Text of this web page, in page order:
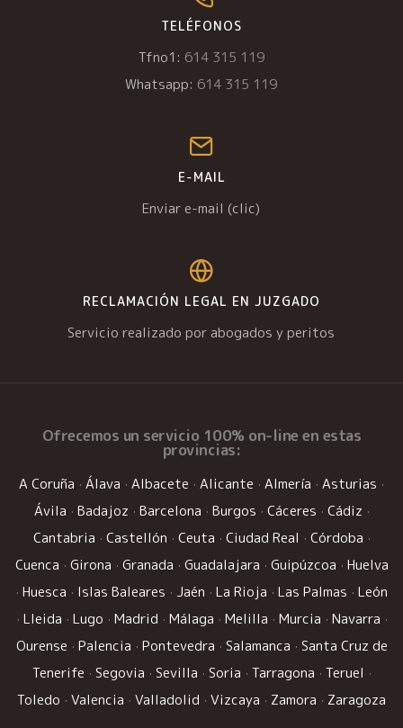
TELÉFONOS
Tfno1: 614 315 119
Whatsapp: 614 315 119
E-MAIL
Enviar e-mail (clic)
RECLAMACIÓN LEGAL EN JUZGADO
Servicio realizado por abogados y peritos
Ofrecemos un servicio 100% on-line en estas
provincias:
A Coruña · Álava · Albacete · Alicante · Almería · Asturias ·
Ávila · Badajoz · Barcelona · Burgos · Cáceres · Cádiz ·
Cantabria · Castellón · Ceuta · Ciudad Real · Córdoba ·
Cuenca · Girona · Granada · Guadalajara · Guipúzcoa · Huelva
· Huesca · Islas Baleares · Jaén · La Rioja · Las Palmas · León
· Lleida · Lugo · Madrid · Málaga · Melilla · Murcia · Navarra ·
Ourense · Palencia · Pontevedra · Salamanca · Santa Cruz de
Tenerife · Segovia · Sevilla · Soria · Tarragona · Teruel ·
Toledo · Valencia · Valladolid · Vizcaya · Zamora · Zaragoza